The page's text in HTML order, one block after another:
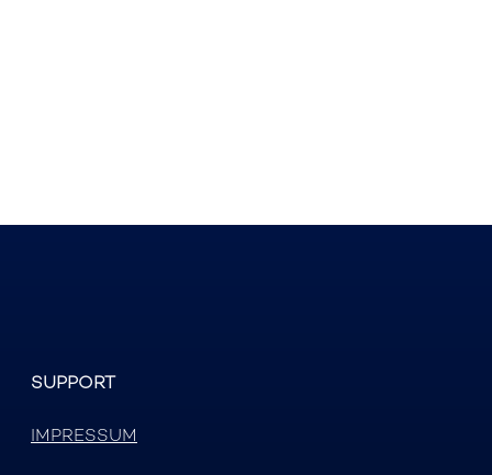
SUPPORT
IMPRESSUM